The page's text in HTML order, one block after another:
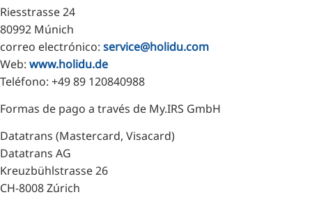
Riesstrasse 24
80992 Múnich
correo electrónico: service@holidu.com
Web: www.holidu.de
Teléfono: +49 89 120840988
Formas de pago a través de My.IRS GmbH
Datatrans (Mastercard, Visacard)
Datatrans AG
Kreuzbühlstrasse 26
CH-8008 Zúrich